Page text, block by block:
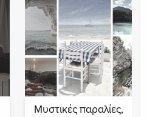
Μυστικές παραλίες,